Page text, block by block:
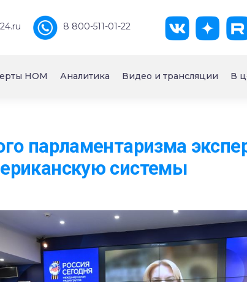
8 800-511-01-22
НОМ Аналитика Видео и трансляции В
парламентаризма
системы